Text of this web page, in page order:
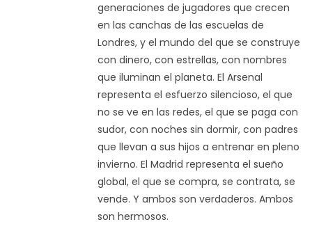
generaciones de jugadores que crecen
en las canchas de las escuelas de
Londres, y el mundo del que se construye
con dinero, con estrellas, con nombres
que iluminan el planeta. El Arsenal
representa el esfuerzo silencioso, el que
no se ve en las redes, el que se paga con
sudor, con noches sin dormir, con padres
que llevan a sus hijos a entrenar en pleno
invierno. El Madrid representa el sueño
global, el que se compra, se contrata, se
vende. Y ambos son verdaderos. Ambos
son hermosos.